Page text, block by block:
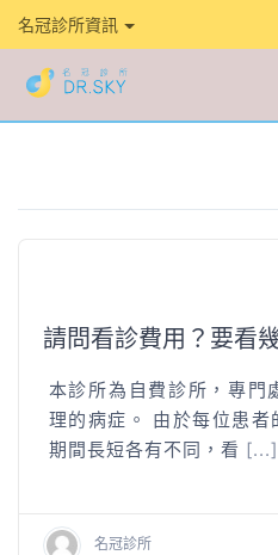
名冠診所資訊
請問看診費用？要看
本診所為自費診所，專門
理的病症。 由於每位患者
期間長短各有不同，看 [...]
名冠診所